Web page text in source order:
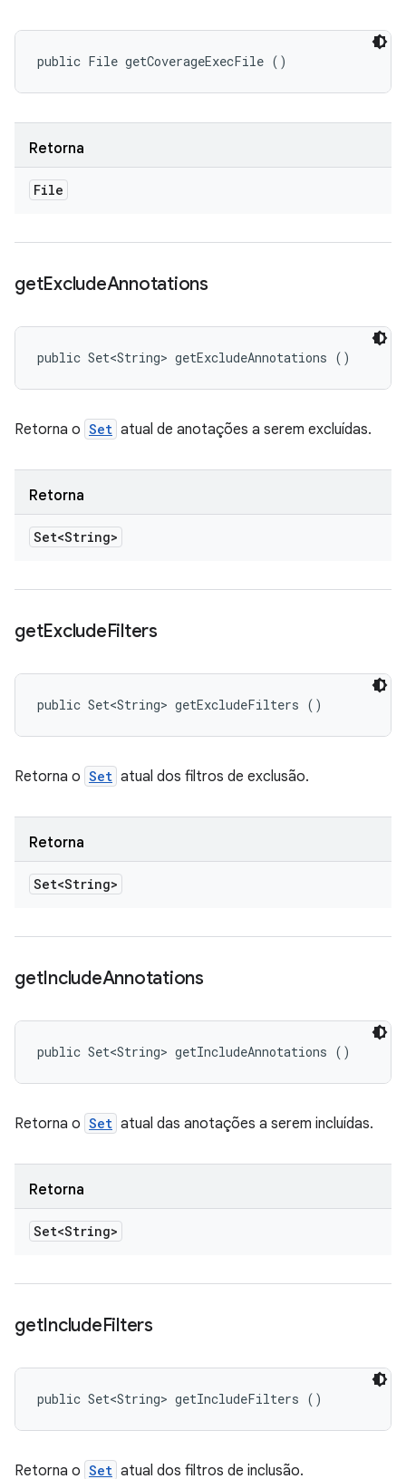
public File getCoverageExecFile ()
Retorna
File
getExcludeAnnotations
public Set<String> getExcludeAnnotations ()
Retorna o Set atual de anotações a serem excluídas.
Retorna
Set<String>
getExcludeFilters
public Set<String> getExcludeFilters ()
Retorna o Set atual dos filtros de exclusão.
Retorna
Set<String>
getIncludeAnnotations
public Set<String> getIncludeAnnotations ()
Retorna o Set atual das anotações a serem incluídas.
Retorna
Set<String>
getIncludeFilters
public Set<String> getIncludeFilters ()
Retorna o Set atual dos filtros de inclusão.